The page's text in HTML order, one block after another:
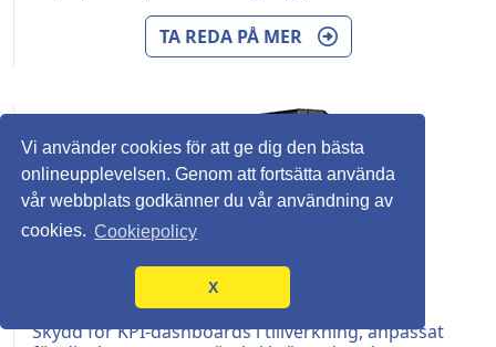
Vi använder cookies för att ge dig den bästa
onlineupplevelsen. Genom att fortsätta använda
vår webbplats godkänner du vår användning av
cookies. Cookiepolicy
X
TA REDA PÅ MER
Industriell LCD Kapsling
Skydd för KPI-dashboards i tillverkning, anpassat